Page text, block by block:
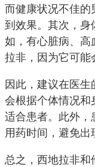
而健康状况不佳的
到效果。其次，身
如，有心脏病、高
拉非，因为它可能
因此，建议在医
会根据个体情况和
适合患者。此外，
用药时间，避免出
总之，西地拉非